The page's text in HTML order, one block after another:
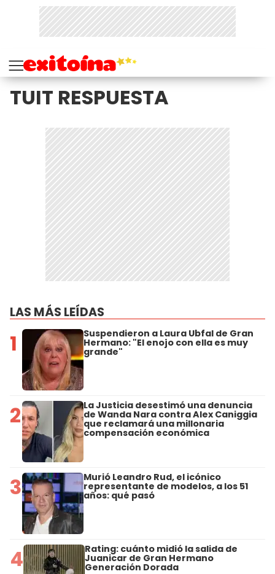
TUIT RESPUESTA
LAS MÁS LEÍDAS
1 Suspendieron a Laura Ubfal de Gran
Hermano: "El enojo con ella es muy
grande"
2 La Justicia desestimó una denuncia
de Wanda Nara contra Alex Caniggia
que reclamará una millonaria
compensación económica
3 Murió Leandro Rud, el icónico
representante de modelos, a los 51
años: qué pasó
4 Rating: cuánto midió la salida de
Juanicar de Gran Hermano
Generación Dorada